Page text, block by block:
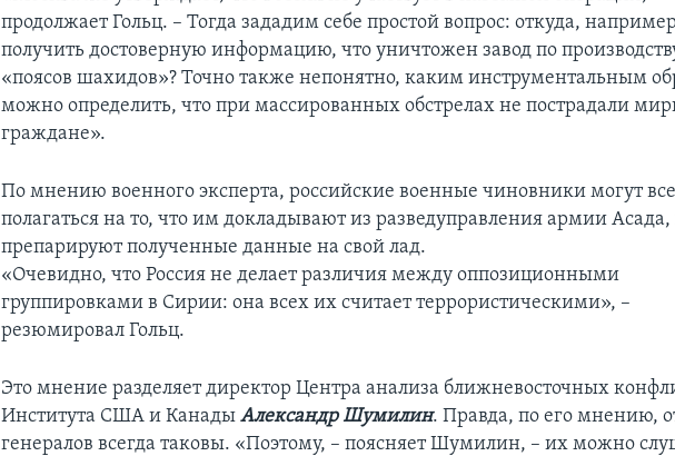
продолжает Гольц. – Тогда зададим себе простой вопрос: откуда,
получить достоверную информацию, что уничтожен завод по
«поясов шахидов»? Точно также непонятно, каким инструментальным
можно определить, что при массированных обстрелах не пострадали
граждане».
По мнению военного эксперта, российские военные чиновники могут
полагаться на то, что им докладывают из разведуправления армии
препарируют полученные данные на свой лад.
«Очевидно, что Россия не делает различия между оппозиционными
группировками в Сирии: она всех их считает террористическими», –
резюмировал Гольц.
Это мнение разделяет директор Центра анализа ближневосточных
Института США и КанадыАлександр Шумилин. Правда, по его мнению,
генералов всегда таковы. «Поэтому, – поясняет Шумилин, – их можно